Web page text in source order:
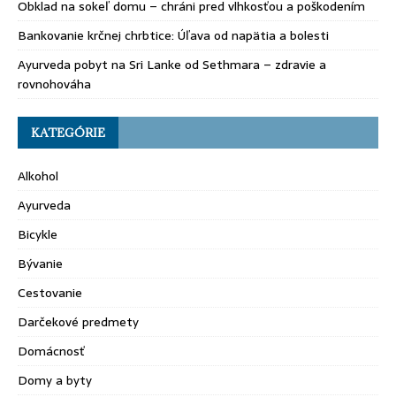
Obklad na sokeľ domu – chráni pred vlhkosťou a poškodením
Bankovanie krčnej chrbtice: Úľava od napätia a bolesti
Ayurveda pobyt na Sri Lanke od Sethmara – zdravie a
rovnohováha
KATEGÓRIE
Alkohol
Ayurveda
Bicykle
Bývanie
Cestovanie
Darčekové predmety
Domácnosť
Domy a byty